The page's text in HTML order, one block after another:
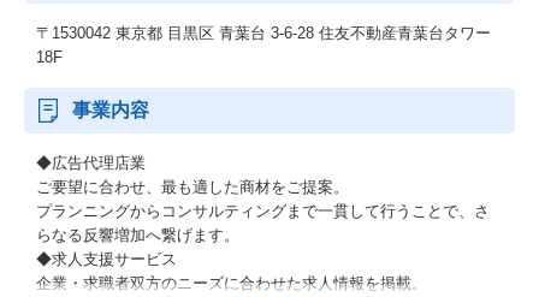
〒1530042 東京都 目黒区 青葉台 3-6-28 住友不動産青葉台タワー
18F
事業内容
◆広告代理店業
ご要望に合わせ、最も適した商材をご提案。
プランニングからコンサルティングまで一貫して行うことで、さ
らなる反響増加へ繋げます。
◆求人支援サービス
企業・求職者双方のニーズに合わせた求人情報を掲載。